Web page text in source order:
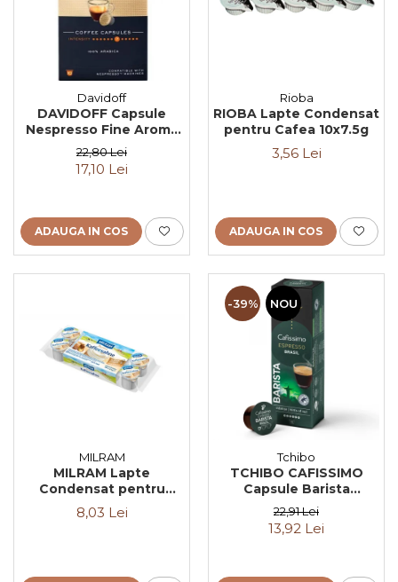
Davidoff
DAVIDOFF Capsule
Nespresso Fine Aroma
Espresso Elegant &
Fragrant 10x5.5g
22,80 Lei
17,10 Lei
ADAUGA IN COS
Rioba
RIOBA Lapte Condensat
pentru Cafea 10x7.5g
3,56 Lei
ADAUGA IN COS
MILRAM
MILRAM Lapte
Condensat pentru
Cafea cu Aroma Irish
Cream 10x14g
8,03 Lei
-39% NOU
Tchibo
TCHIBO CAFISSIMO
Capsule Barista
Espresso Brasil 10 buc
80g (27.10.2026)
22,91 Lei
13,92 Lei